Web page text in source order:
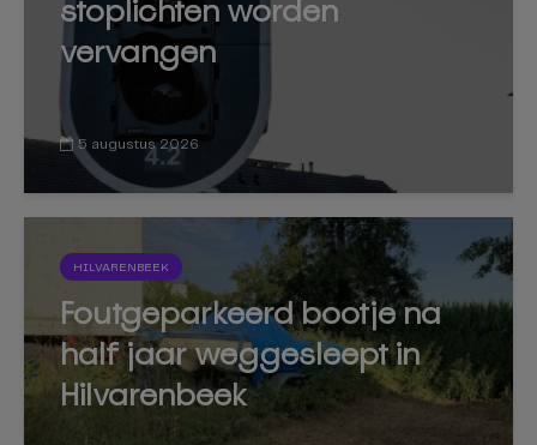
stoplichten worden
vervangen
5 augustus 2026
HILVARENBEEK
Foutgeparkeerd bootje na
half jaar weggesleept in
Hilvarenbeek